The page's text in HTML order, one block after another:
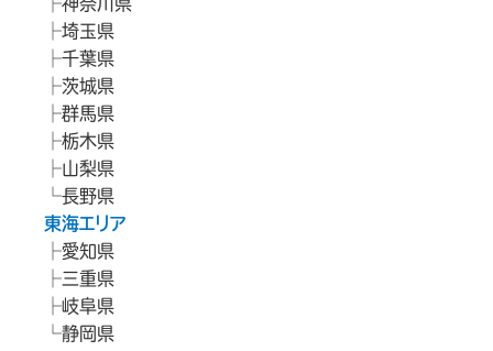
埼玉県
千葉県
茨城県
群馬県
栃木県
山梨県
長野県
東海エリア
愛知県
三重県
岐阜県
静岡県